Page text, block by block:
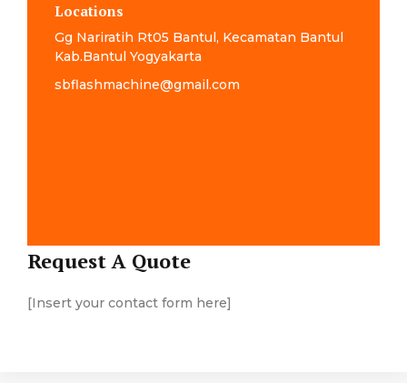
Locations
Gg Nariratih Rt05 Bantul, Kecamatan Bantul
Kab.Bantul Yogyakarta
sbflashmachine@gmail.com
Request A Quote
[Insert your contact form here]